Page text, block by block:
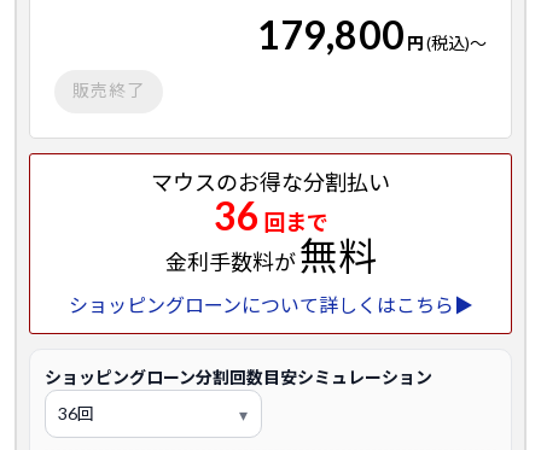
179,800 円(税込)～
販売終了
マウスのお得な分割払い
36 回まで
金利手数料が無料
ショッピングローンについて詳しくはこちら▶
ショッピングローン分割回数目安シミュレーション